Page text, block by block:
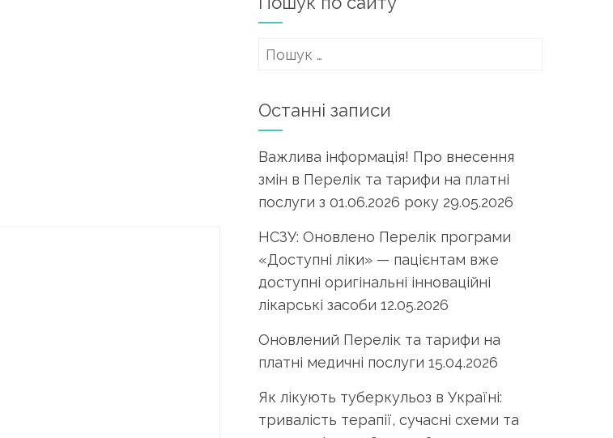
Пошук:
Останні записи
Важлива інформація! Про внесення
змін в Перелік та тарифи на платні
послуги з 01.06.2026 року 29.05.2026
НСЗУ: Оновлено Перелік програми
«Доступні ліки» — пацієнтам вже
доступні оригінальні інноваційні
лікарські засоби 12.05.2026
Оновлений Перелік та тарифи на
платні медичні послуги 15.04.2026
Як лікують туберкульоз в Україні:
тривалість терапії, сучасні схеми та